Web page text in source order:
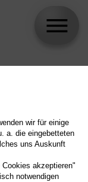
wir für einige
a. die eingebetteten
uns Auskunft
akzeptieren"
notwendigen